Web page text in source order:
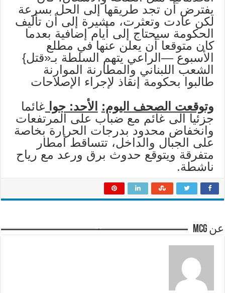
يفترض أن تجد طريقها إلى الحل بسرعة
لكن عادت وتعثرت، مشيرة إلى أن تأليف
الحكومة سيحتاج إلى أيام إضافية بعدما
كان متوقعا أن يعلن عنها في مطلع
الأسبوع —الراعي يتهم السلطة بـ«قتل}
الشعب اللبناني والمطارنة الموارنة
طالبوا بحكومة إنقاذ لإجراء الإصلاحات
وتوقعت الصحف اليوم:
الأحد: جوا غائما
جزئيا الى غائم مع ضباب على المرتفعات
وانخفاض محدود بدرجات الحرارة بخاصة
على الجبال والداخل، تتساقط أمطار
متفرقة ويتوقع حدوث برق ورعد مع رياح
ناشطة.
عن mcg